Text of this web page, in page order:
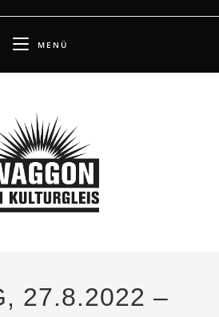
MENÜ
27.8.2022 –